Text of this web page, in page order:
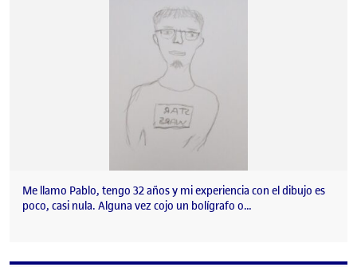
Me llamo Pablo, tengo 32 años y mi experiencia con el dibujo es
poco, casi nula. Alguna vez cojo un bolígrafo o…